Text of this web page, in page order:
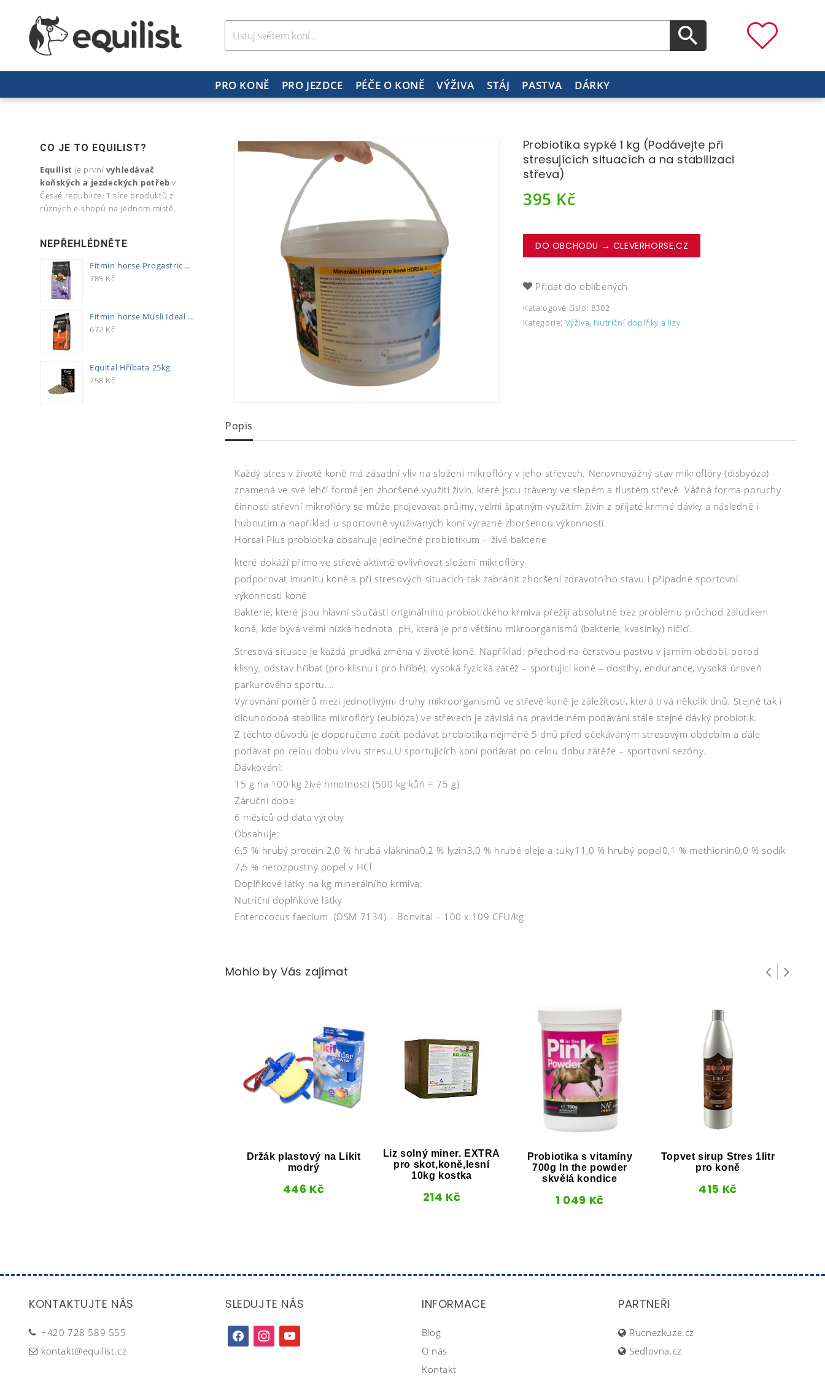
PRO KONĚ PRO JEZDCE PÉČE O KONĚ VÝŽIVA STÁJ PASTVA DÁRKY
Probiotika sypké 1 kg (Podávejte při
stresujících situacích a na stabilizaci
střeva)
395 Kč
DO OBCHODU → CLEVERHORSE.CZ
Přidat do oblíbených
Katalogové číslo: 8302
Kategorie: Výživa, Nutriční doplňky a lizy
Popis
Každý stres v životě koně má zásadní vliv na složení mikroflóry v jeho střevech. Nerovnovážný stav mikroflóry (disbyóza)
znamená ve své lehčí formě jen zhoršené využití živin, které jsou tráveny ve slepém a tlustém střevě. Vážná forma poruchy
činnosti střevní mikroflóry se může projevovat průjmy, velmi špatným využitím živin z přijaté krmné dávky a následně i
hubnutím a například u sportovně využívaných koní výrazně zhoršenou výkonností.
Horsal Plus probiotika obsahuje jedinečné probiotikum – živé bakterie
které dokáží přímo ve střevě aktivně ovlivňovat složení mikroflóry
podporovat imunitu koně a při stresových situacích tak zabránit zhoršení zdravotního stavu i případné sportovní
výkonnosti koně
Bakterie, které jsou hlavní součástí originálního probiotického krmiva přežijí absolutně bez problému průchod žaludkem
koně, kde bývá velmi nízká hodnota pH, která je pro většinu mikroorganismů (bakterie, kvasinky) ničící.
Stresová situace je každá prudká změna v životě koně. Například: přechod na čerstvou pastvu v jarním období, porod
klisny, odstav hříbat (pro klisnu i pro hříbě), vysoká fyzická zátěž – sportující koně – dostihy, endurance, vysoká úroveň
parkurového sportu….
Vyrovnání poměrů mezi jednotlivými druhy mikroorganismů ve střevě koně je záležitostí, která trvá několik dnů. Stejně tak i
dlouhodobá stabilita mikroflóry (eubióza) ve střevech je závislá na pravidelném podávání stále stejné dávky probiotik.
Z těchto důvodů je doporučeno začít podávat probiotika nejméně 5 dnů před očekáváným stresovým obdobím a dále
podávat po celou dobu vlivu stresu.U sportujících koní podávat po celou dobu zátěže – sportovní sezóny.
Dávkování:
15 g na 100 kg živé hmotnosti (500 kg kůň = 75 g)
Záruční doba:
6 měsíců od data výroby
Obsahuje:
6,5 % hrubý protein 2,0 % hrubá vláknina0,2 % lyzin3,0 % hrubé oleje a tuky11,0 % hrubý popel0,1 % methionin0,0 % sodík
7,5 % nerozpustný popel v HCl
Doplňkové látky na kg minerálního krmiva:
Nutriční doplňkové látky
Enterococus faecium (DSM 7134) – Bonvital – 100 x 109 CFU/kg
Mohlo by Vás zajímat
Držák plastový na Likit
modrý
446 Kč
Liz solný miner. EXTRA
pro skot,koně,lesní
10kg kostka
214 Kč
Probiotika s vitamíny
700g In the powder
skvělá kondice
1 049 Kč
Topvet sirup Stres 1litr
pro koně
415 Kč
CO JE TO EQUILIST?
Equilist je první vyhledávač
koňských a jezdeckých potřeb v
České republice. Tisíce produktů z
různých e-shopů na jednom místě.
NEPŘEHLÉDNĚTE
Fitmin horse Progastric 20kg
785 Kč
Fitmin horse Müsli Ideal 20kg
672 Kč
Equital Hříbata 25kg
758 Kč
KONTAKTUJTE NÁS
+420 728 589 555
kontakt@equilist.cz
SLEDUJTE NÁS
facebookinstagramyoutube
INFORMACE
Blog
O nás
Kontakt
PARTNEŘI
Rucnezkuze.cz
Sedlovna.cz